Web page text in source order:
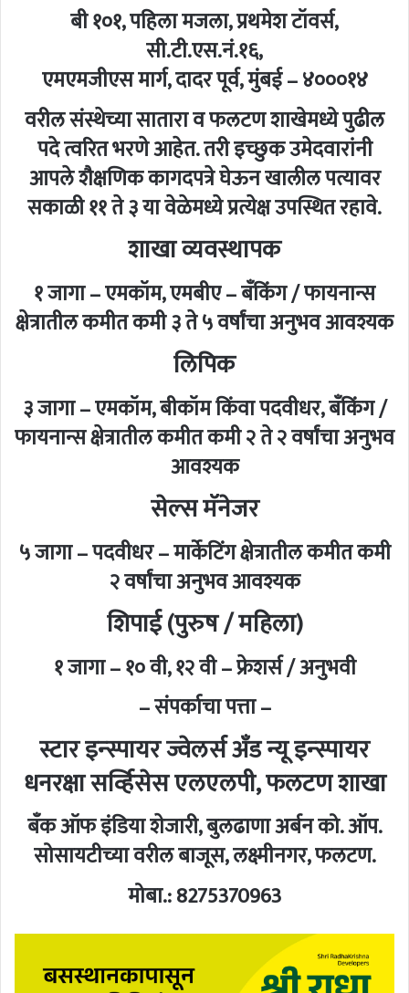
बी १०१, पहिला मजला, प्रथमेश टॉवर्स,
सी.टी.एस.नं.१६,
एमएमजीएस मार्ग, दादर पूर्व, मुंबई – ४०००१४
वरील संस्थेच्या सातारा व फलटण शाखेमध्ये पुढील
पदे त्वरित भरणे आहेत. तरी इच्छुक उमेदवारांनी
आपले शैक्षणिक कागदपत्रे घेऊन खालील पत्यावर
सकाळी ११ ते ३ या वेळेमध्ये प्रत्येक्ष उपस्थित रहावे.
शाखा व्यवस्थापक
१ जागा – एमकॉम, एमबीए – बँकिंग / फायनान्स
क्षेत्रातील कमीत कमी ३ ते ५ वर्षांचा अनुभव आवश्यक
लिपिक
३ जागा – एमकॉम, बीकॉम किंवा पदवीधर, बँकिंग /
फायनान्स क्षेत्रातील कमीत कमी २ ते २ वर्षांचा अनुभव
आवश्यक
सेल्स मॅनेजर
५ जागा – पदवीधर – मार्केटिंग क्षेत्रातील कमीत कमी
२ वर्षांचा अनुभव आवश्यक
शिपाई (पुरुष / महिला)
१ जागा – १० वी, १२ वी – फ्रेशर्स / अनुभवी
– संपर्काचा पत्ता –
स्टार इन्स्पायर ज्वेलर्स अँड न्यू इन्स्पायर
धनरक्षा सर्व्हिसेस एलएलपी, फलटण शाखा
बँक ऑफ इंडिया शेजारी, बुलढाणा अर्बन को. ऑप.
सोसायटीच्या वरील बाजूस, लक्ष्मीनगर, फलटण.
मोबा.: 8275370963